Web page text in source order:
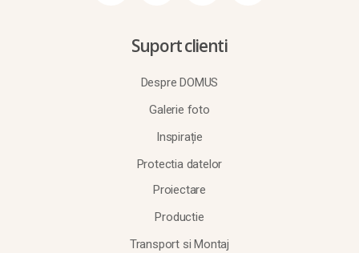
Suport clienti
Despre DOMUS
Galerie foto
Inspirație
Protectia datelor
Proiectare
Productie
Transport si Montaj